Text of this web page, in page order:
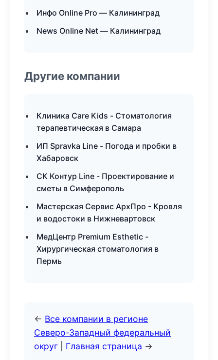
Инфо Online Pro — Калининград
News Online Net — Калининград
Другие компании
Клиника Care Kids - Стоматология
терапевтическая в Самара
ИП Spravka Line - Погода и пробки в
Хабаровск
СК Контур Line - Проектирование и
сметы в Симферополь
Мастерская Сервис АрхПро - Кровля
и водостоки в Нижневартовск
МедЦентр Premium Esthetic -
Хирургическая стоматология в
Пермь
← Все компании в регионе
Северо-Западный федеральный
округ
Главная страница →